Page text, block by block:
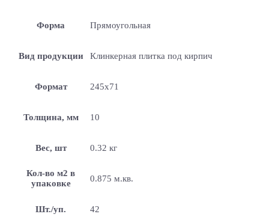
Форма Прямоугольная
Вид продукции Клинкерная плитка под кирпич
Формат 245х71
Толщина, мм 10
Вес, шт 0.32 кг
Кол-во м2 в
упаковке
0.875 м.кв.
Шт./уп. 42